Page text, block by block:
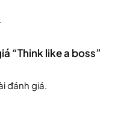
“Think like a boss”
đánh giá.